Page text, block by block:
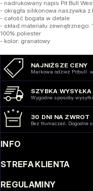
- nadrukowany napis Pit Bull
- okrągła silikonowa naszywka
- całość bogata w detale
- skład materiału
100% poliester
- kolor: granatowy
NAJNIŻSZE CENY
Markowa odzież Pitbull
SZYBKA WYSYŁKA
Wygodne sposoby
30 DNI NA ZWROT
Bez tłumaczeń. Dogodne
INFO
STREFA KLIENTA
REGULAMINY